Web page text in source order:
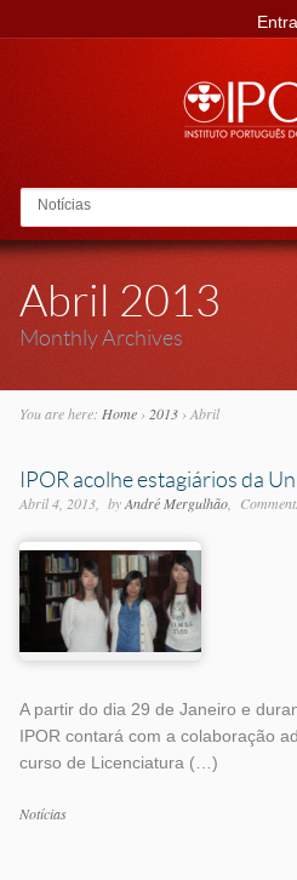
Go to:
Abril 2013
Monthly Archives
You are here: Home› 2013› Abril
IPOR acolhe estagiários da
Abril 4, 2013 byAndré Mergulhão
A partir do dia 29 de Janeiro e
IPOR contará com a colaboração
curso de Licenciatura (…)
Categorias
Notícias